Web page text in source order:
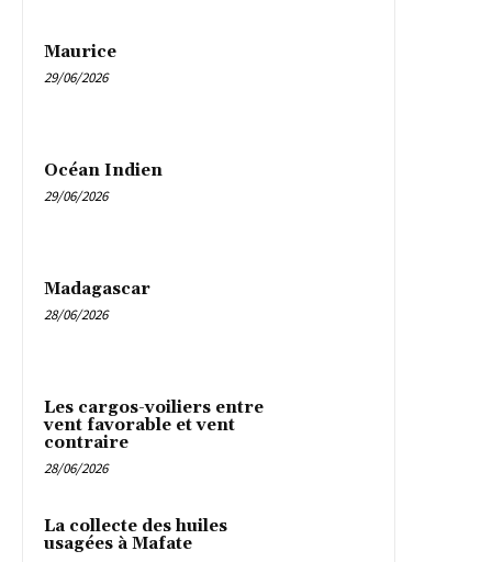
Maurice
29/06/2026
Océan Indien
29/06/2026
Madagascar
28/06/2026
Les cargos-voiliers entre
vent favorable et vent
contraire
28/06/2026
La collecte des huiles
usagées à Mafate